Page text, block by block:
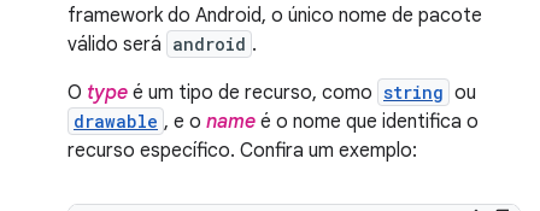
framework do Android, o único nome de pacote
válido será android .
O type é um tipo de recurso, como string ou
drawable , e o name é o nome que identifica o
recurso específico. Confira um exemplo: